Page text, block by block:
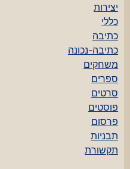
יצירות
כללי
כתיבה
כתיבה-נכונה
משחקים
ספרים
סרטים
פוסטים
פרסום
תבניות
תקשורת